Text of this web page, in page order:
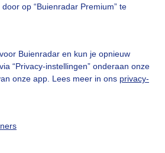
op “Buienradar Premium” te
Buienradar en kun je opnieuw
“Privacy-instellingen” onderaan onze
onze app. Lees meer in ons privacy-